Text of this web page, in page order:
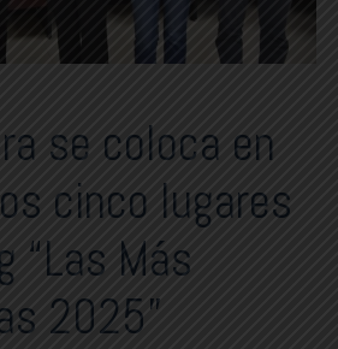
se coloca en
cinco lugares
“Las Más
2025”